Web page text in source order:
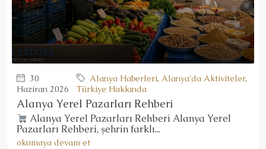
30
Haziran 2026
Alanya Haberleri, Alanya'da Aktiviteler,
Türkiye Hakkında
Alanya Yerel Pazarları Rehberi
Alanya Yerel Pazarları Rehberi Alanya Yerel
Pazarları Rehberi, şehrin farklı...
okumaya devam et